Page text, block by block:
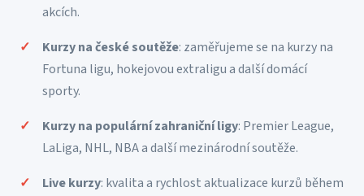
akcích.
Kurzy na české soutěže: zaměřujeme se na kurzy na
Fortuna ligu, hokejovou extraligu a další domácí
sporty.
Kurzy na populární zahraniční ligy: Premier League,
LaLiga, NHL, NBA a další mezinárodní soutěže.
Live kurzy: kvalita a rychlost aktualizace kurzů během